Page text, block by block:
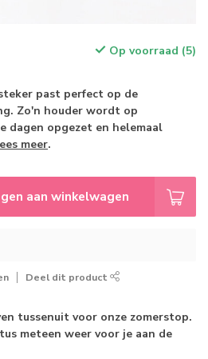
Op voorraad (5)
past perfect op de
Zo'n houder wordt op
dagen opgezet en helemaal
meer.
aan winkelwagen
Deel dit product
tussenuit voor onze zomerstop.
meteen weer voor je aan de